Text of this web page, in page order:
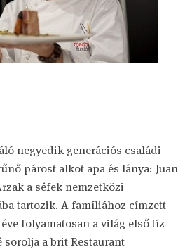
negyedik generációs családi
párost alkot apa és lánya: Juan
a séfek nemzetközi
tartozik. A famíliához címzett
folyamatosan a világ első tíz
a brit Restaurant